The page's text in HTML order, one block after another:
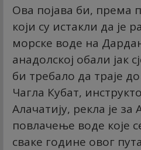
Ова појава би, према
који су истакли да је
морске воде на
анадолској обали јак
би требало да траје
Чагла Кубат,
Алачатију, рекла је за
повлачење воде које
сваке године овог